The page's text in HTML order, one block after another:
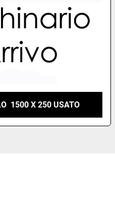
1500 X 250 USATO